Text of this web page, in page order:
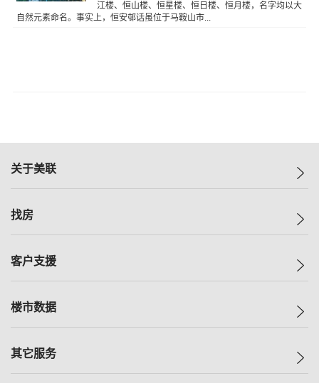
江楼、恒山楼、恒星楼、恒日楼、恒月楼，名字均以大
自然元素命名。事实上，恒安邨话虽位于马鞍山市...
关于美联
美联集团
人才招募
找房
一手新房
减价
美联豪宅
独家楼盘
客户支援
自助放盘
查询热线
楼市数据
指数
其它服务